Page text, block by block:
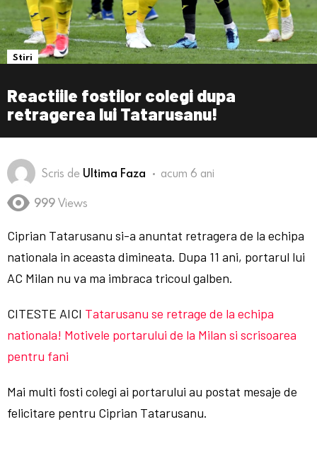
Stiri
Reactiile fostilor colegi dupa
retragerea lui Tatarusanu!
Scris de Ultima Faza acum 6 ani
999 Views
Ciprian Tatarusanu si-a anuntat retragera de la echipa
nationala in aceasta dimineata. Dupa 11 ani, portarul lui
AC Milan nu va ma imbraca tricoul galben.
CITESTE AICI Tatarusanu se retrage de la echipa
nationala! Motivele portarului de la Milan si scrisoarea
pentru fani
Mai multi fosti colegi ai portarului au postat mesaje de
felicitare pentru Ciprian Tatarusanu.